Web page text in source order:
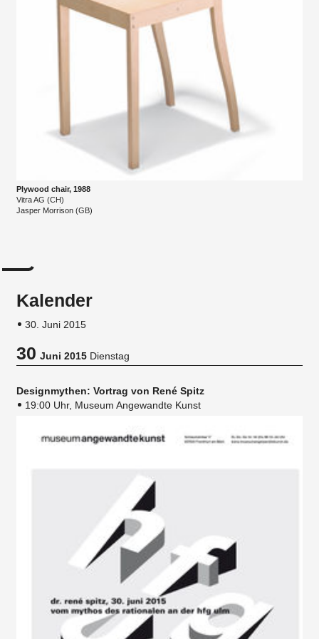
Plywood chair, 1988
Vitra AG (CH)
Jasper Morrison (GB)
Kalender
30. Juni 2015
30Juni 2015 Dienstag
Designmythen: Vortrag von René Spitz
19:00 Uhr, Museum Angewandte Kunst